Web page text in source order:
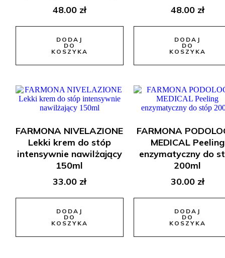
48.00 zł
DODAJ
DO
KOSZYKA
48.00 zł
DODAJ
DO
KOSZYKA
FARMONA NIVELAZIONE
Lekki krem do stóp
intensywnie nawilżający
150ml
33.00 zł
DODAJ
DO
KOSZYKA
FARMONA
MEDICAL Peeling
enzymatyczny do
200ml
30.00 zł
DODAJ
DO
KOSZYKA